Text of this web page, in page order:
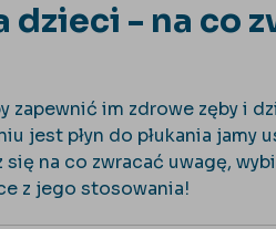
dzieci - na co
im zdrowe zęby i
jest płyn do płukania jamy
na co zwracać uwagę,
z jego stosowania!